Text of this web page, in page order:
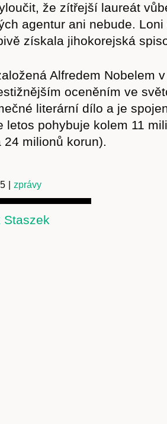
že zítřejší laureát
agentur ani nebude.
získala jihokorejská
Alfredem Nobelem
oceněním ve
literární dílo a je
letos pohybuje kolem 11
24 milionů korun).
zprávy
Staszek